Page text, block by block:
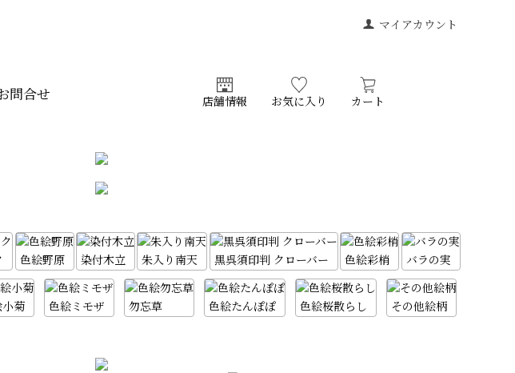
マイアカウント
問合せ 店舗情報 お気に入り カート
色絵野原 染付木立 朱入り南天 黒呉須印判 クローバー 色絵彩梢 バラの実
菊 色絵ミモザ 勿忘草 色絵たんぽぽ 色絵桜散らし その他絵柄